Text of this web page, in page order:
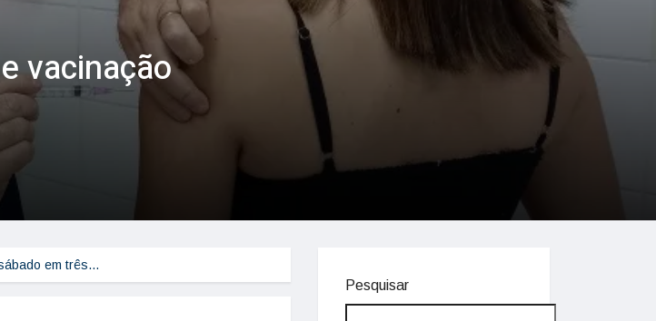
vacinação
em três…
Pesquisar